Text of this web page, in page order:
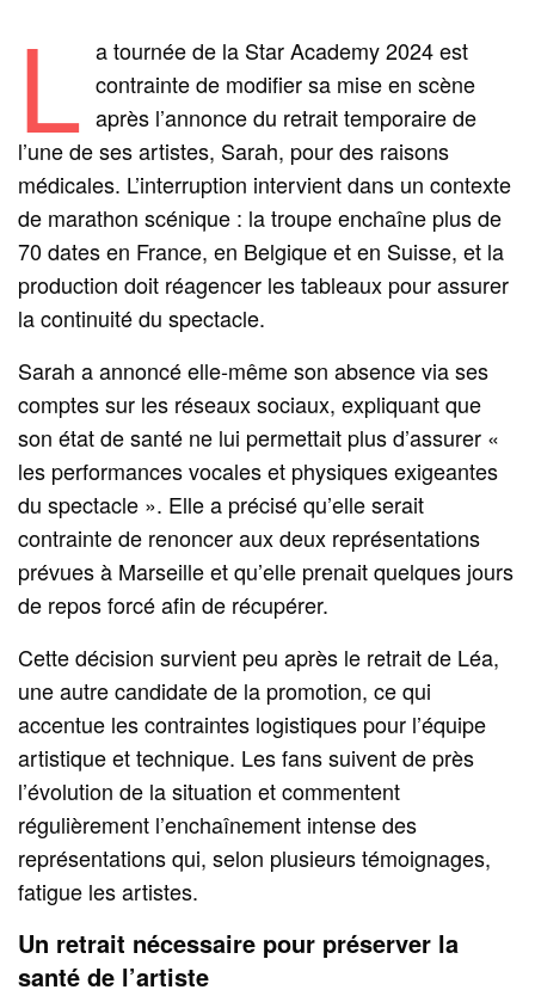
L a tournée de la Star Academy 2024 est
contrainte de modifier sa mise en scène
après l’annonce du retrait temporaire de
l’une de ses artistes, Sarah, pour des raisons
médicales. L’interruption intervient dans un contexte
de marathon scénique : la troupe enchaîne plus de
70 dates en France, en Belgique et en Suisse, et la
production doit réagencer les tableaux pour assurer
la continuité du spectacle.
Sarah a annoncé elle‑même son absence via ses
comptes sur les réseaux sociaux, expliquant que
son état de santé ne lui permettait plus d’assurer «
les performances vocales et physiques exigeantes
du spectacle ». Elle a précisé qu’elle serait
contrainte de renoncer aux deux représentations
prévues à Marseille et qu’elle prenait quelques jours
de repos forcé afin de récupérer.
Cette décision survient peu après le retrait de Léa,
une autre candidate de la promotion, ce qui
accentue les contraintes logistiques pour l’équipe
artistique et technique. Les fans suivent de près
l’évolution de la situation et commentent
régulièrement l’enchaînement intense des
représentations qui, selon plusieurs témoignages,
fatigue les artistes.
Un retrait nécessaire pour préserver la
santé de l’artiste